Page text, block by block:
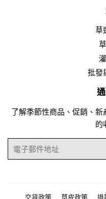
草
批發
了解季節性商品、促銷、
的
電
子